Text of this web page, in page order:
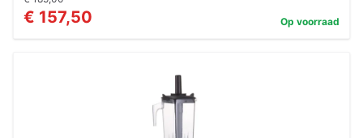
€ 157,50 Op voorraad